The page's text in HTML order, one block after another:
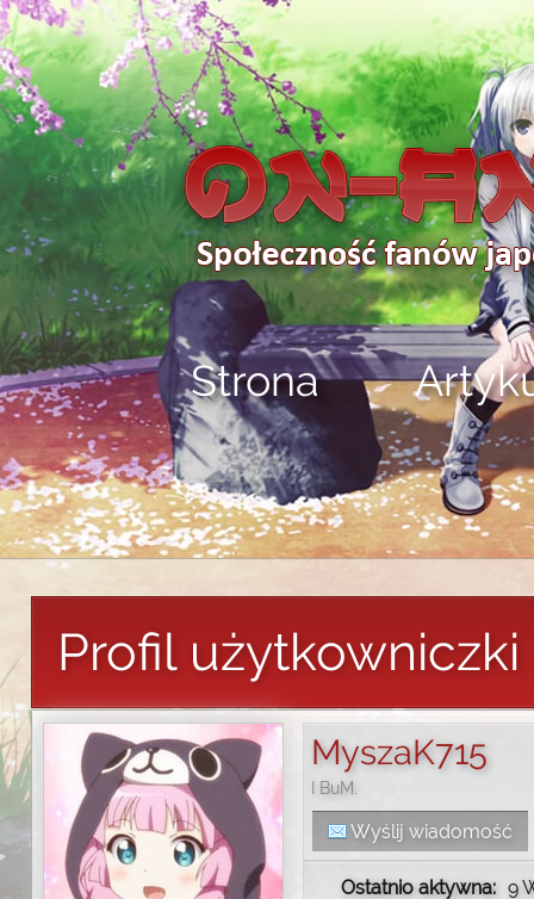
Strona
Profil użytkowniczki
MyszaK715
I BuM.
Wyślij wiadomość
Ostatnio aktywna: 9